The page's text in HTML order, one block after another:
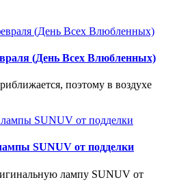
(День Всех Влюбленных)
поэтому в воздухе
SUNUV от подделки
лампу SUNUV от